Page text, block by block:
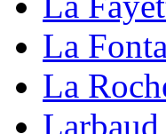
La
La
Larbaud